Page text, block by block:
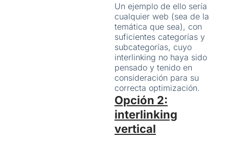
Un ejemplo de ello sería
cualquier web (sea de la
temática que sea), con
suficientes categorías y
subcategorías, cuyo
interlinking no haya sido
pensado y tenido en
consideración para su
correcta optimización.
Opción 2:
interlinking
vertical